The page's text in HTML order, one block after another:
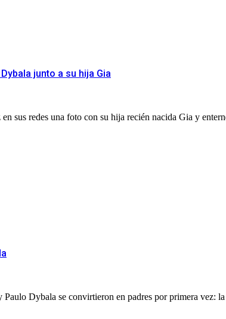
junto a su hija Gia
sus redes una foto con su hija recién nacida Gia y
Dybala se convirtieron en padres por primera vez: